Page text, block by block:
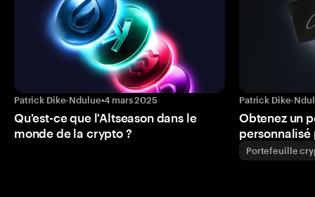
Patrick Dike-Ndulue•4 mars 2025
Qu'est-ce que l'Altseason dans le
monde de la crypto ?
Patrick Dike-
Obtenez un
personnalisé
Portefeuille